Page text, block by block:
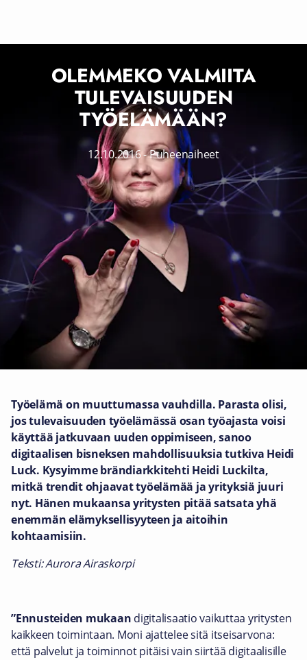
OLEMMEKO VALMIITA
TULEVAISUUDEN
TYÖELÄMÄÄN?
12.10.2016-Puheenaiheet
Työelämä on muuttumassa vauhdilla. Parasta olisi,
jos tulevaisuuden työelämässä osan työajasta voisi
käyttää jatkuvaan uuden oppimiseen, sanoo
digitaalisen bisneksen mahdollisuuksia tutkiva Heidi
Luck. Kysyimme brändiarkkitehti Heidi Luckilta,
mitkä trendit ohjaavat työelämää ja yrityksiä juuri
nyt. Hänen mukaansa yritysten pitää satsata yhä
enemmän elämyksellisyyteen ja aitoihin
kohtaamisiin.
Teksti: Aurora Airaskorpi
”Ennusteiden mukaan digitalisaatio vaikuttaa yritysten
kaikkeen toimintaan. Moni ajattelee sitä itseisarvona:
että palvelut ja toiminnot pitäisi vain siirtää digitaalisille